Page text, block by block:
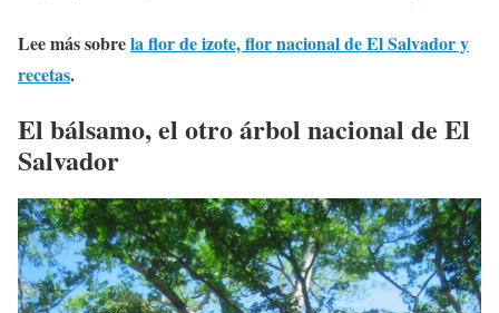
Lee más sobrela flor de izote, flor nacional de El Salvador y
recetas.
El bálsamo, el otro árbol nacional de El
Salvador